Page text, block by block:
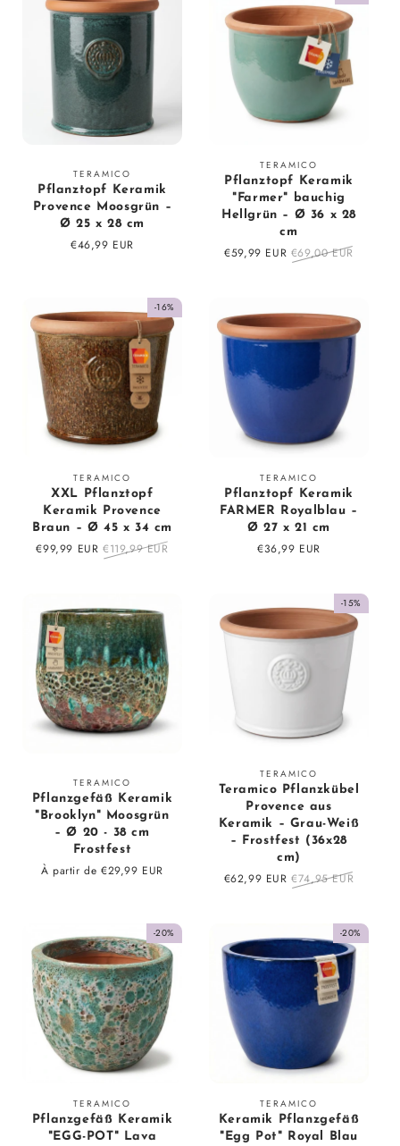
Fournisseur
:
TERAMICO
Pflanztopf Keramik
Provence Moosgrün –
Ø 25 x 28 cm
Prix
€46,99 EUR
Fournisseur
:
TERAMICO
Pflanztopf Keramik
"Farmer" bauchig
Hellgrün – Ø 36 x 28
cm
Prix
€59,99 EUR Prix
€69,00 EUR
-16%
Fournisseur
:
TERAMICO
XXL Pflanztopf
Keramik Provence
Braun – Ø 45 x 34 cm
Prix
€99,99 EUR Prix
€119,99 EUR
Fournisseur
:
TERAMICO
Pflanztopf Keramik
FARMER Royalblau –
Ø 27 x 21 cm
Prix
€36,99 EUR
Fournisseur
:
TERAMICO
Pflanzgefäß Keramik
"Brooklyn" Moosgrün
– Ø 20 - 38 cm
Frostfest
Prix
À partir de €29,99 EUR
-15%
Fournisseur
:
TERAMICO
Teramico Pflanzkübel
Provence aus
Keramik – Grau-Weiß
– Frostfest (36x28
cm)
Prix
€62,99 EUR Prix
€74,95 EUR
-20%
Fournisseur
:
TERAMICO
Pflanzgefäß Keramik
"EGG-POT" Lava
-20%
Fournisseur
:
TERAMICO
Keramik Pflanzgefäß
"Egg Pot" Royal Blau